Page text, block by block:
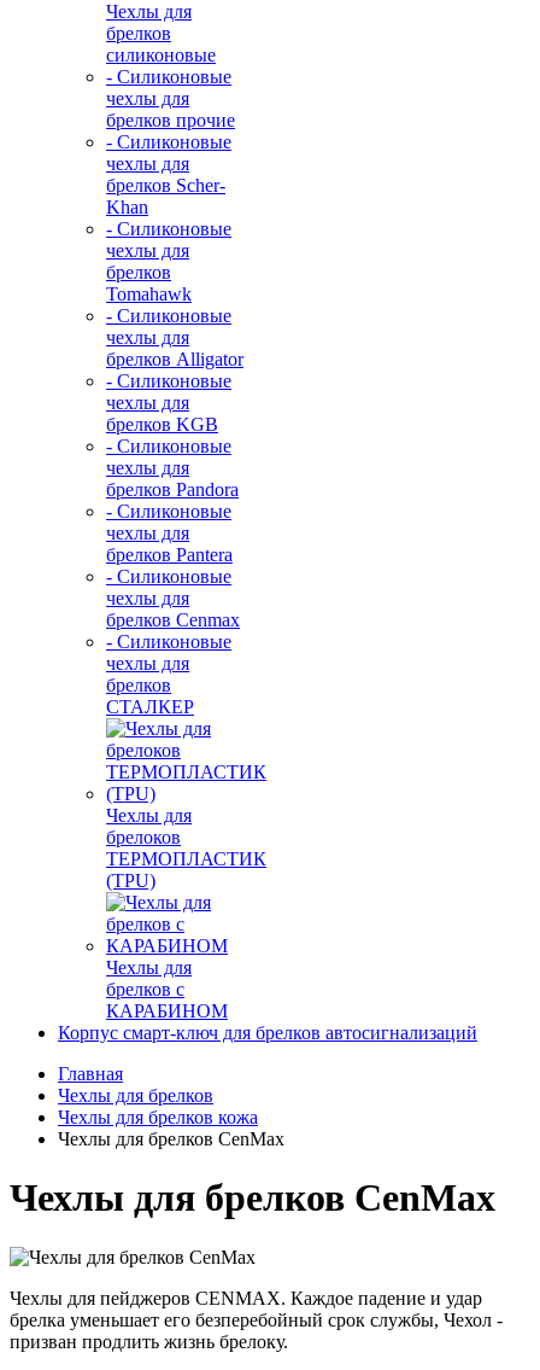
Чехлы для
брелков
силиконовые
- Силиконовые
чехлы для
брелков прочие
- Силиконовые
чехлы для
брелков Scher-
Khan
- Силиконовые
чехлы для
брелков
Tomahawk
- Силиконовые
чехлы для
брелков Alligator
- Силиконовые
чехлы для
брелков KGB
- Силиконовые
чехлы для
брелков Pandora
- Силиконовые
чехлы для
брелков Pantera
- Силиконовые
чехлы для
брелков Cenmax
- Силиконовые
чехлы для
брелков
СТАЛКЕР
Чехлы для
брелоков
ТЕРМОПЛАСТИК
(TPU)
Чехлы для
брелков с
КАРАБИНОМ
Корпус смарт-ключ для брелков автосигнализаций
Главная
Чехлы для брелков
Чехлы для брелков кожа
Чехлы для брелков CenMax
Чехлы для брелков CenMax
Чехлы для пейджеров CENMAX. Каждое падение и удар
брелка уменьшает его безперебойный срок службы, Чехол -
призван продлить жизнь брелоку.